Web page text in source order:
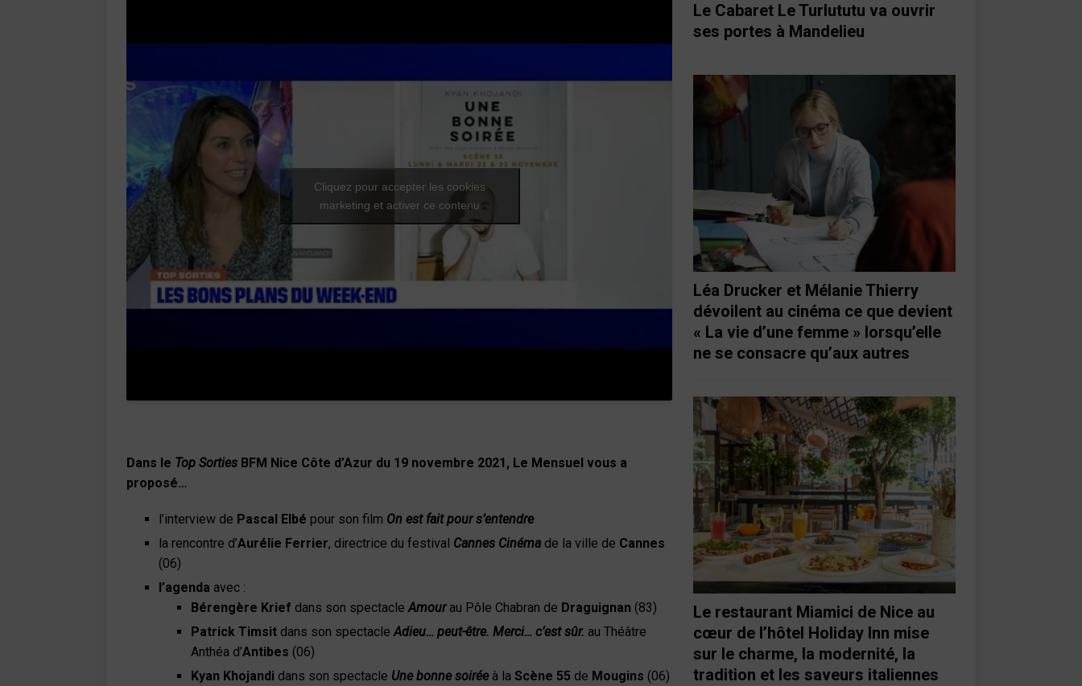
Cliquez pour accepter les cookies
marketing et activer ce contenu
Dans le Top Sorties BFM Nice Côte d’Azur du 19 novembre 2021, Le Mensuel vous a
proposé…
l’interview de Pascal Elbé pour son film On est fait pour s’entendre
la rencontre d’Aurélie Ferrier, directrice du festival Cannes Cinéma de la ville de Cannes
(06)
l’agenda avec :
Bérengère Krief dans son spectacleAmourau Pôle Chabran de Draguignan (83)
Patrick Timsit dans son spectacleAdieu… peut-être. Merci… c’est sûr. au Théâtre
Anthéa d’Antibes (06)
Kyan Khojandi dans son spectacle Une bonne soirée à la Scène 55 de Mougins (06)
Le Cabaret Le Turlututu va ouvrir
ses portes à Mandelieu
Léa Drucker et Mélanie Thierry
dévoilent au cinéma ce que devient
« La vie d’une femme » lorsqu’elle
ne se consacre qu’aux autres
Le restaurant Miamici de Nice au
cœur de l’hôtel Holiday Inn mise
sur le charme, la modernité, la
tradition et les saveurs italiennes